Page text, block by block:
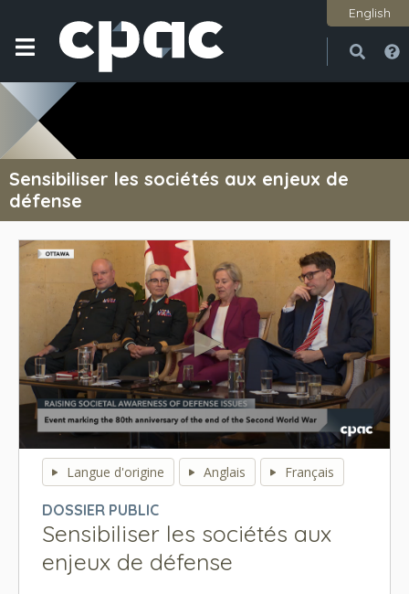
English
Sensibiliser les sociétés aux enjeux de
défense
seconds
seconds
Langue d'origine Anglais Français
DOSSIER PUBLIC
Sensibiliser les sociétés aux
enjeux de défense